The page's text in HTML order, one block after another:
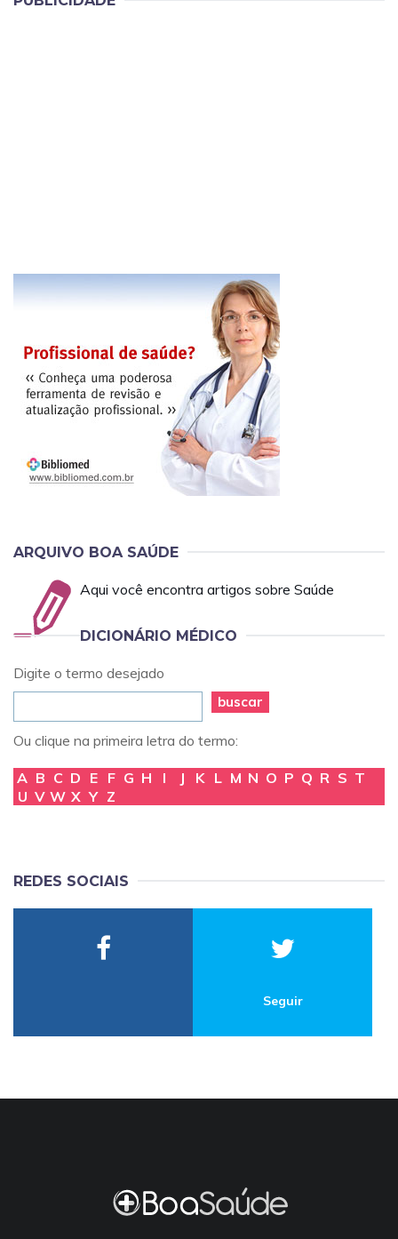
ARQUIVO BOA SAÚDE
Aqui você encontra artigos sobre Saúde
DICIONÁRIO MÉDICO
Digite o termo desejado
buscar
Ou clique na primeira letra do termo:
A B C D E F G H I J K L M N O P Q R S T
U V W X Y Z
REDES SOCIAIS
Seguir